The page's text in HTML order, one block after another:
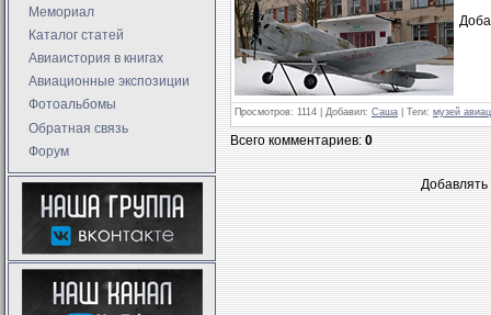
Мемориал
Каталог статей
Авиаистория в книгах
Авиационные экспозиции
Фотоальбомы
Обратная связь
Форум
Просмотров: 1114 | Добавил: Саша Теги: музей
Всего комментариев:0
Добавлять